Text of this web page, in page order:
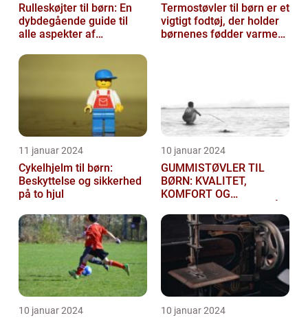
Rulleskøjter til børn: En
dybdegående guide til
alle aspekter af
Termostøvler til børn er et
vigtigt fodtøj, der holder
børnenes fødder varme
11 januar 2024
Cykelhjelm til børn:
Beskyttelse og sikkerhed
på to hjul
10 januar 2024
GUMMISTØVLER TIL
BØRN: KVALITET,
KOMFORT OG
10 januar 2024 10 januar 2024